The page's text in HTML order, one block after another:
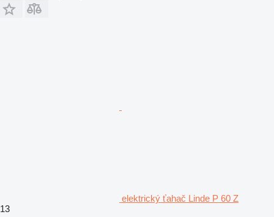
elektrický ťahač Linde P 60 Z
13